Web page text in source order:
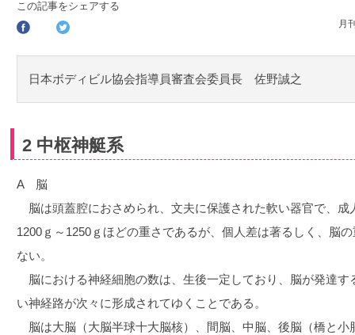
この記事をシェアする
月
日本ボディビル協会指導員審査会委員長 佐野誠之
2 中枢神艇系
A 脳
脳は頭蓋腔におさめられ、文夫に保護された軟い器官で、成
1200ｇ～1250ｇほどの重さであるが、個人差は著るしく、脳
ない。
脳における神経細胞の数は、生後一定しており、脳が発達す
い神経路が次々に形成されてゆくことである。
脳は大脳（大脳半球十大脳核）、間脳、中脳、後脳（橋と小